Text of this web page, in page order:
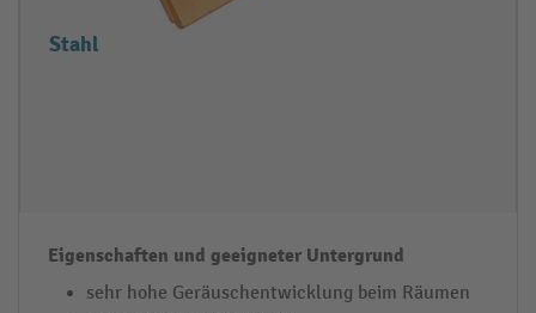
Stahl
sehr hohe Geräuschentwicklung beim Räumen